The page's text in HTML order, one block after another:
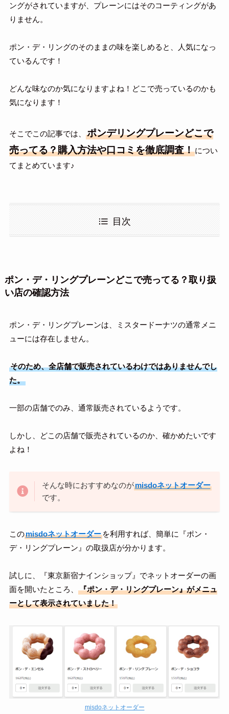
ングがされていますが、プレーンにはそのコーティングがあ
りません。
ポン・デ・リングのそのままの味を楽しめると、人気になっ
ているんです！
どんな味なのか気になりますよね！どこで売っているのかも
気になります！
そこでこの記事では、
ポンデリングプレーンどこで
売ってる？購入方法や口コミを徹底調査！につい
てまとめています♪
目次
ポン・デ・リングプレーンどこで売ってる？取り扱
い店の確認方法
ポン・デ・リングプレーンは、ミスタードーナツの通常メニ
ューには存在しません。
そのため、全店舗で販売されているわけではありませんでし
た。
一部の店舗でのみ、通常販売されているようです。
しかし、どこの店舗で販売されているのか、確かめたいです
よね！
そんな時におすすめなのがmisdoネットオーダー
です。
このmisdoネットオーダーを利用すれば、簡単に『ポン・
デ・リングプレーン』の取扱店が分かります。
試しに、『東京新宿ナインショップ』でネットオーダーの画
面を開いたところ、
『ポン・デ・リングプレーン』がメニュ
ーとして表示されていました！
misdoネットオーダー